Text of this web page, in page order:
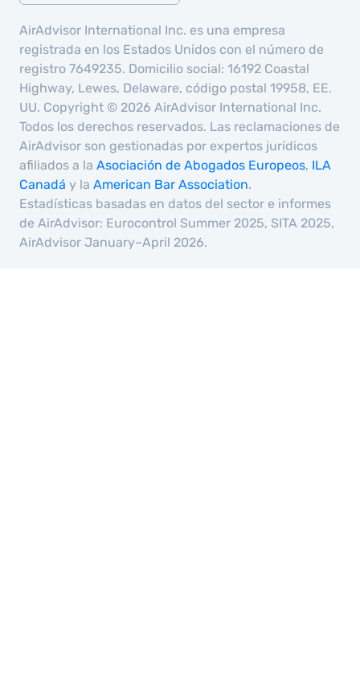
AirAdvisor International Inc. es una empresa
registrada en los Estados Unidos con el número de
registro 7649235. Domicilio social: 16192 Coastal
Highway, Lewes, Delaware, código postal 19958, EE.
UU. Copyright © 2026 AirAdvisor International Inc.
Todos los derechos reservados. Las reclamaciones de
AirAdvisor son gestionadas por expertos jurídicos
afiliados a la Asociación de Abogados Europeos, ILA
Canadá y la American Bar Association.
Estadísticas basadas en datos del sector e informes
de AirAdvisor: Eurocontrol Summer 2025, SITA 2025,
AirAdvisor January–April 2026.